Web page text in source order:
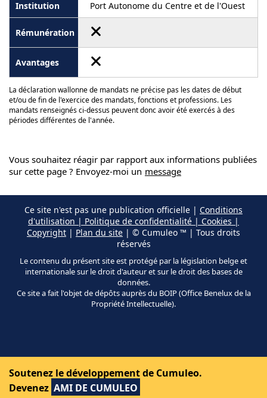
Port Autonome du Centre et de l'Ouest
La déclaration wallonne de mandats ne précise pas les dates de début
et/ou de fin de l'exercice des mandats, fonctions et professions. Les
mandats renseignés ci-dessus peuvent donc avoir été exercés à des
périodes différentes de l'année.
Vous souhaitez réagir par rapport aux informations publiées
sur cette page ? Envoyez-moi un message
Ce site n'est pas une publication officielle | Conditions
d'utilisation | Politique de confidentialité | Cookies |
Copyright | Plan du site | © Cumuleo ™ | Tous droits
réservés
Le contenu du présent site est protégé par la législation belge et
internationale sur le droit d'auteur et sur le droit des bases de
données.
Ce site a fait l'objet de dépôts auprès du BOIP (Office Benelux de la
Propriété Intellectuelle).
Soutenez le développement de Cumuleo.
Devenez AMI DE CUMULEO